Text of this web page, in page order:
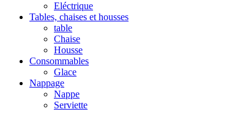
Eléctrique
Tables, chaises et housses
table
Chaise
Housse
Consommables
Glace
Nappage
Nappe
Serviette